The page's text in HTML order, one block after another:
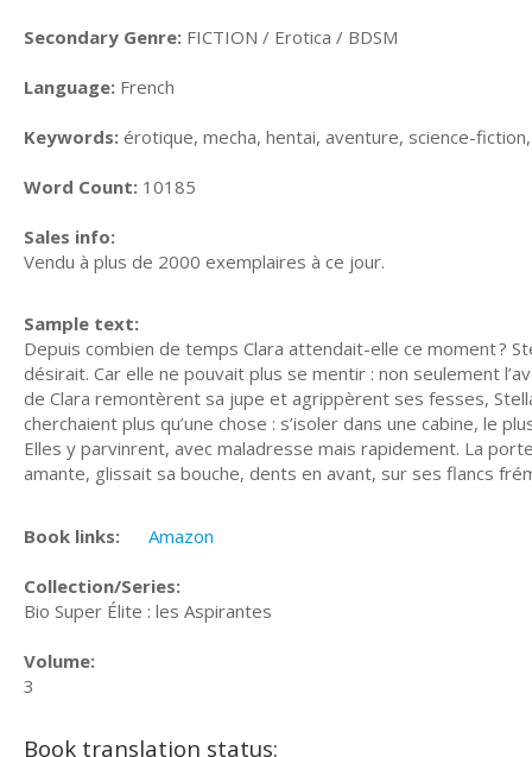
Secondary Genre: FICTION / Erotica / BDSM
Language: French
Keywords: érotique, mecha, hentai, aventure, science-
Word Count: 10185
Sales info:
Vendu à plus de 2000 exemplaires à ce jour.
Sample text:
Depuis combien de temps Clara attendait-elle ce moment ?
désirait. Car elle ne pouvait plus se mentir : non seulement
de Clara remontèrent sa jupe et agrippèrent ses fesses,
cherchaient plus qu’une chose : s’isoler dans une cabine, le
Elles y parvinrent, avec maladresse mais rapidement. La
amante, glissait sa bouche, dents en avant, sur ses flancs
Book links: Amazon
Collection/Series:
Bio Super Élite : les Aspirantes
Volume:
3
Book translation status: